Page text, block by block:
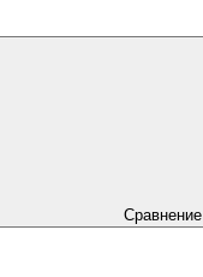
Сравнение